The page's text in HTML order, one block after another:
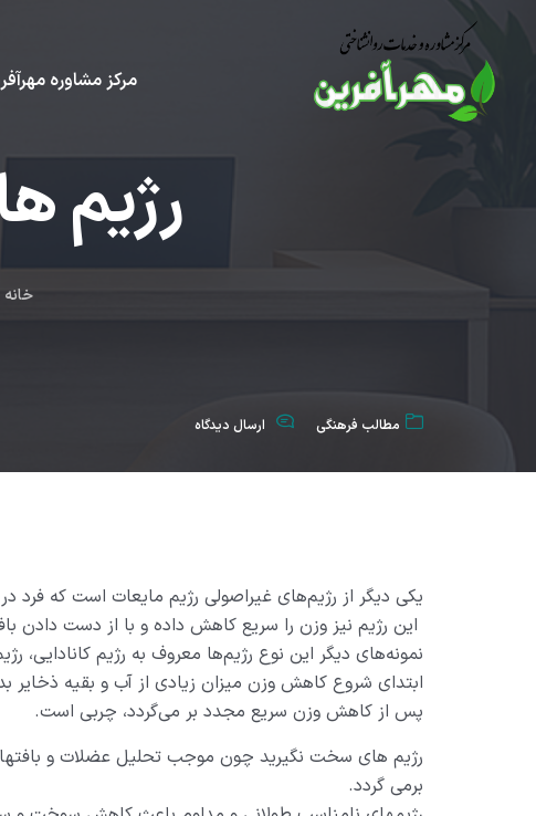
مرکز مشاوره
رژیم
خانه
مطالب فرهنگی ارسال دیدگاه
یکی دیگر از رژیم‌های غیراصولی رژیم مایعات است که فرد
این رژیم نیز وزن را سریع کاهش داده و با از دست
نمونه‌های دیگر این نوع رژیم‌ها معروف به رژیم کانادایی،
ابتدای شروع کاهش وزن میزان زیادی از آب و بقیه ذخایر
پس از کاهش وزن سریع مجدد بر می‌گردد، چربی است.
رژیم های سخت نگیرید چون موجب تحلیل عضلات و
برمی گردد.